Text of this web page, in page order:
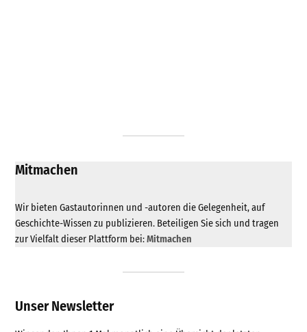
Mitmachen
Wir bieten Gastautorinnen und -autoren die Gelegenheit, auf
Geschichte-Wissen zu publizieren. Beteiligen Sie sich und tragen
zur Vielfalt dieser Plattform bei:Mitmachen
Unser Newsletter